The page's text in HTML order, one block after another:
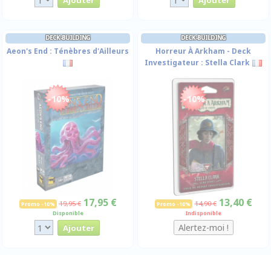
DECK-BUILDING
Aeon's End : Ténèbres d'Ailleurs
-10%
Promo -10% 19,95 € 17,95 €
Disponible
DECK-BUILDING
Horreur À Arkham - Deck
Investigateur : Stella Clark
-10%
Promo -10% 14,90 € 13,40 €
Indisponible